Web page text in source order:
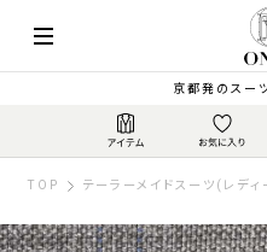
京都発のスー
TOP テーラーメイドスーツ(レディ